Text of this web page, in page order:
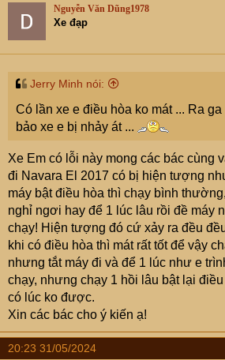
tự kiểm tra hoặc mang đến cơ sở sửa
kiểm tra, tư vấn.
Được sưu tầm và biên soạn bởi Tuyen
Nguyễn Văn Dũng1978
Xe đạp
Jerry Minh nói:
Có lần xe e điều hòa ko mát ... Ra
bảo xe e bị nhảy át ...
Xe Em có lỗi này mong các bác cùng
đi Navara El 2017 có bị hiện tượng
máy bật điều hòa thì chạy bình
nghỉ ngơi hay để 1 lúc lâu rồi đề máy
chạy! Hiện tượng đó cứ xảy ra đều
khi có điều hòa thì mát rất tốt để vậy
nhưng tắt máy đi và để 1 lúc như e
chạy, nhưng chạy 1 hồi lâu bật lại
có lúc ko được.
Xin các bác cho ý kiến ạ!
20:23 31/05/2024